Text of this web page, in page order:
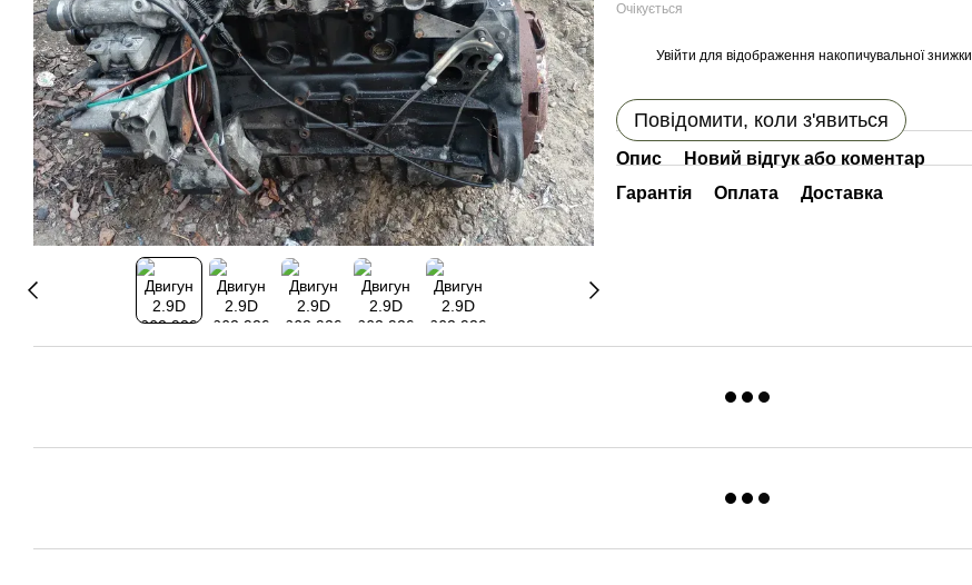
Очікується
Увійти для відображення накопичувальної знижки
Повідомити, коли з'явиться
Опис
Новий відгук або коментар
Гарантія
Оплата Доставка